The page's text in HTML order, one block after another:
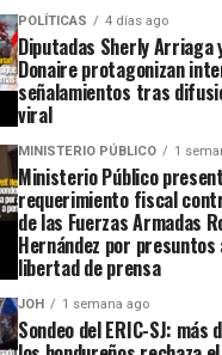
POLÍTICAS 4 días ago
Diputadas Sherly Arriaga
Donaire protagonizan
señalamientos tras
viral
MINISTERIO PÚBLICO 1
Ministerio Público
requerimiento fiscal
de las Fuerzas Armadas
Hernández por
libertad de prensa
JOH 1 semana ago
Sondeo del ERIC-SJ: más